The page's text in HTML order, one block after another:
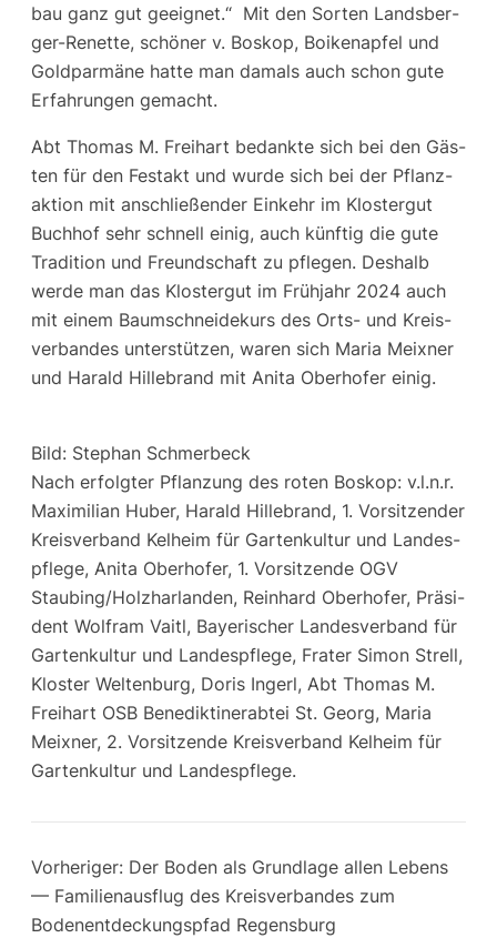
bau ganz gut geeig­net.“ Mit den Sor­ten Lands­ber­
ger-Renet­te, schö­ner v. Bos­kop, Boi­ken­ap­fel und
Gold­par­mä­ne hat­te man damals auch schon gute
Erfah­run­gen gemacht.
Abt Tho­mas M. Frei­hart bedank­te sich bei den Gäs­
ten für den Fest­akt und wur­de sich bei der Pflanz­
ak­ti­on mit anschlie­ßen­der Ein­kehr im Klos­ter­gut
Buch­hof sehr schnell einig, auch künf­tig die gute
Tra­di­ti­on und Freund­schaft zu pfle­gen. Des­halb
wer­de man das Klos­ter­gut im Früh­jahr 2024 auch
mit einem Baum­schnei­de­kurs des Orts- und Kreis­
ver­ban­des unter­stüt­zen, waren sich Maria Meix­ner
und Harald Hil­le­brand mit Ani­ta Ober­ho­fer einig.
Bild: Ste­phan Schmer­beck
Nach erfolg­ter Pflan­zung des roten Bos­kop: v.l.n.r.
Maxi­mi­li­an Huber, Harald Hil­le­brand, 1. Vor­sit­zen­der
Kreis­ver­band Kel­heim für Gar­ten­kul­tur und Lan­des­
pfle­ge, Ani­ta Ober­ho­fer, 1. Vor­sit­zen­de OGV
Staubing/Holzharlanden, Rein­hard Ober­ho­fer, Prä­si­
dent Wolf­ram Vaitl, Baye­ri­scher Lan­des­ver­band für
Gar­ten­kul­tur und Lan­des­pfle­ge, Fra­ter Simon Strell,
Klos­ter Wel­ten­burg, Doris Ingerl, Abt Tho­mas M.
Frei­hart OSB Bene­dik­ti­ner­ab­tei St. Georg, Maria
Meix­ner, 2. Vor­sit­zen­de Kreis­ver­band Kel­heim für
Gar­ten­kul­tur und Landespflege.
Vorheriger: Der Boden als Grundlage allen Lebens
— Familienausflug des Kreisverbandes zum
Bodenentdeckungspfad Regensburg